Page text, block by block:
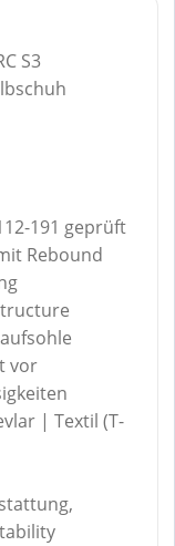
S3
191 geprüft
Rebound
vor
| Textil (T-